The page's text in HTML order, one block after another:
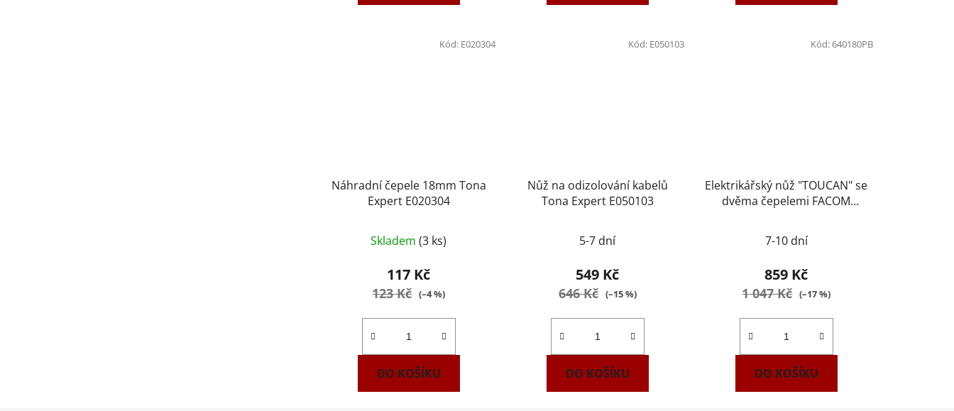
Náhradní čepele 18mm Tona
Expert E020304
Skladem(3 ks)
117 Kč
123 Kč (–4 %)
DO KOŠÍKU
Kód: E020304
Nůž na odizolování kabelů
Tona Expert E050103
5-7 dní
549 Kč
646 Kč (–15 %)
DO KOŠÍKU
Kód: E050103
Elektrikářský nůž "TOUCAN" se
dvěma čepelemi FACOM
7-10 dní
859 Kč
1 047 Kč (–17 %)
DO KOŠÍKU
Kód:640180PB